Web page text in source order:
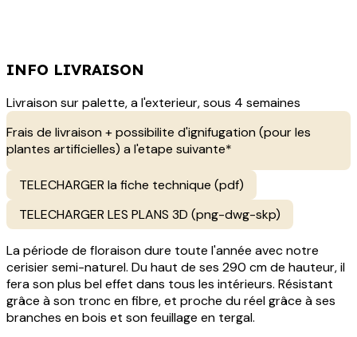
INFO LIVRAISON
Livraison sur palette, a l'exterieur, sous 4 semaines
Frais de livraison + possibilite d'ignifugation (pour les
plantes artificielles) a l'etape suivante*
TELECHARGER la fiche technique (pdf)
TELECHARGER LES PLANS 3D (png-dwg-skp)
La période de floraison dure toute l'année avec notre
cerisier semi-naturel. Du haut de ses 290 cm de hauteur, il
fera son plus bel effet dans tous les intérieurs. Résistant
grâce à son tronc en fibre, et proche du réel grâce à ses
branches en bois et son feuillage en tergal.